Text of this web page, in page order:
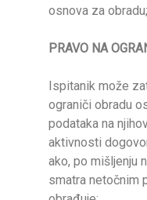
osnova za obradu;
PRAVO NA
Ispitanik može
ograniči obradu
podataka na
aktivnosti
ako, po mišljenju
smatra netočnim